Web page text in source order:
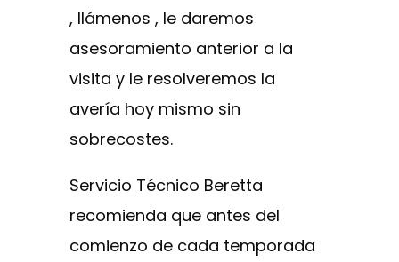
, llámenos , le daremos
asesoramiento anterior a la
visita y le resolveremos la
avería hoy mismo sin
sobrecostes.
Servicio Técnico Beretta
recomienda que antes del
comienzo de cada temporada